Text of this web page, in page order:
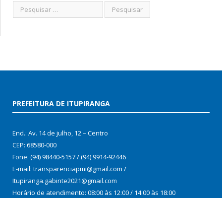
PREFEITURA DE ITUPIRANGA
End.: Av. 14 de julho, 12 – Centro
CEP: 68580-000
Fone: (94) 98440-5157 / (94) 9914-92446
E-mail: transparenciapmi@gmail.com /
Itupiranga.gabinte2021@gmail.com
Horário de atendimento: 08:00 às 12:00 / 14:00 às 18:00